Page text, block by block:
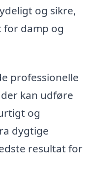
og sikre,
damp og
professionelle
kan udføre
og
dygtige
resultat for